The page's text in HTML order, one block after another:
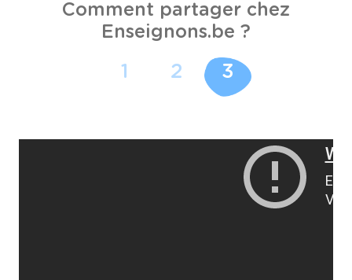
Comment partager chez
Enseignons.be ?
1 2 3